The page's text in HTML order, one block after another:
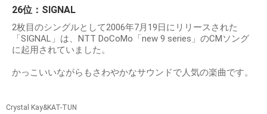
26位：SIGNAL
2枚目のシングルとして2006年7月19日にリリースされた
「SIGNAL」は、NTT DoCoMo「new 9 series」のCMソング
に起用されていました。
かっこいいながらもさわやかなサウンドで人気の楽曲です。
Crystal Kay&KAT-TUN